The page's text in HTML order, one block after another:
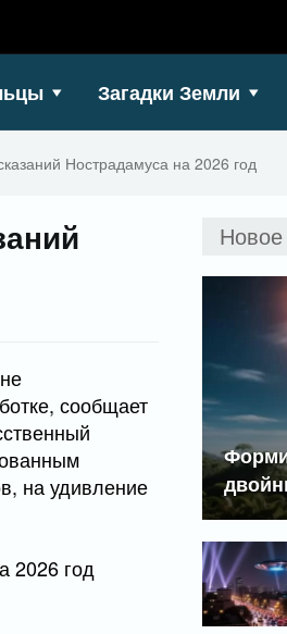
Загадки Земли
Нострадамуса на 2026 год
сообщает
на удивление